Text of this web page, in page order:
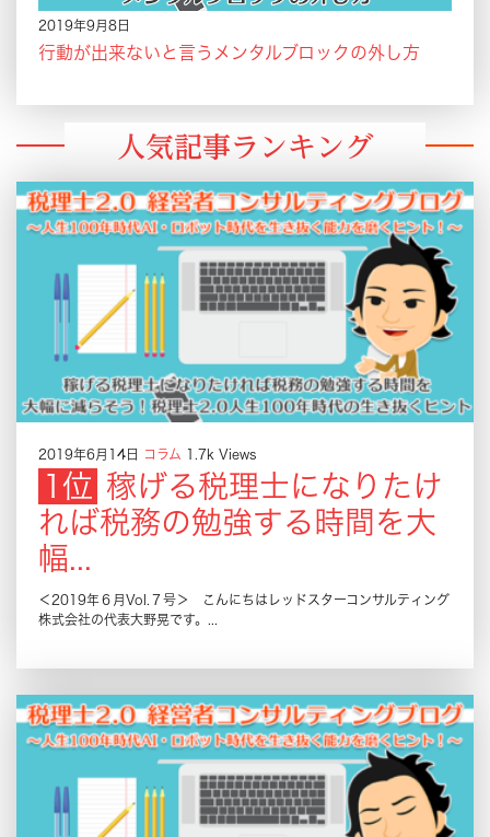
2019年9月8日
行動が出来ないと言うメンタルブロックの外し方
人気記事ランキング
2019年6月14日 コラム 1.7k Views
稼げる税理士になりたけ
れば税務の勉強する時間を大
幅...
＜2019年６月Vol.７号＞ こんにちはレッドスターコンサルティング
株式会社の代表大野晃です。...